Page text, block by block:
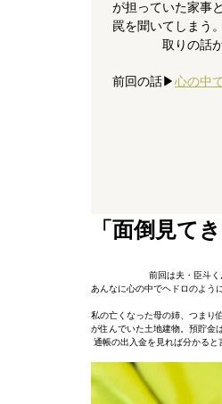
が担っていた家事
罠を聞いてしまう
取りの話
前回の話▶︎ 心の中
「面倒見て
前回は夫・臣斗
あんなに心の中でヘドロのよう
私の亡くなった母の姉、つまり
が住んでいた土地建物。預貯金
通帳の出入金を見れば分かる